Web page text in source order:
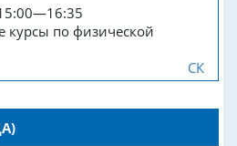
курсы по физической
СК